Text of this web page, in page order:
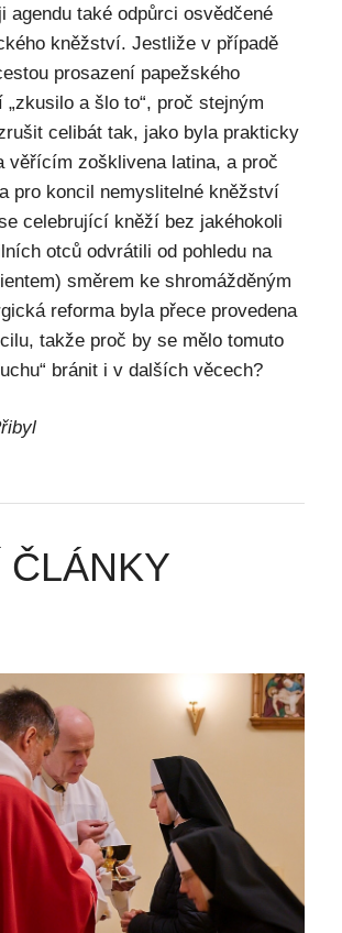
agendu také odpůrci osvědčené
kněžství. Jestliže v případě
prosazení papežského
a šlo to“, proč stejným
celibát tak, jako byla prakticky
věřícím zošklivena latina, a proč
pro koncil nemyslitelné kněžství
celebrující kněží bez jakéhokoli
otců odvrátili od pohledu na
směrem ke shromážděným
reforma byla přece provedena
takže proč by se mělo tomuto
bránit i v dalších věcech?
ČLÁNKY